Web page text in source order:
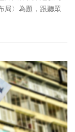
局〉為題，跟聽眾